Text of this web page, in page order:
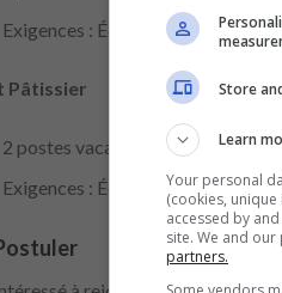
Exigences : École Primaire
Pâtissier
2 postes vacants
Exigences : École Primaire
Store
Learn
Your personal
(cookies,
accessed by
site. We and
partners.